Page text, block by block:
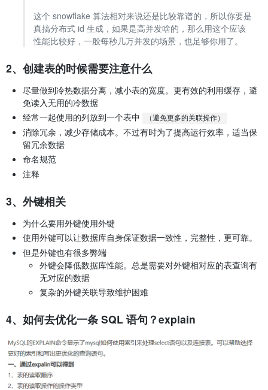
这个 snowflake 算法相对来说还是比较靠谱的，所以你要是
真搞分布式 id 生成，如果是高并发啥的，那么用这个应该
性能比较好，一般每秒几万并发的场景，也足够你用了。
2、创建表的时候需要注意什么
尽量做到冷热数据分离，减小表的宽度。更有效的利用缓存，避
免读入无用的冷数据
经常一起使用的列放到一个表中
（避免更多的关联操作）
消除冗余，减少存储成本。不过有时为了提高运行效率，适当保
留冗余数据
命名规范
注释
3、外键相关
为什么要用外键使用外键
使用外键可以让数据库自身保证数据一致性，完整性，更可靠。
但是外键也有很多弊端
外键会降低数据库性能。总是需要对外键相对应的表查询有
无对应的数据
复杂的外键关联导致维护困难
4、如何去优化一条 SQL 语句？explain